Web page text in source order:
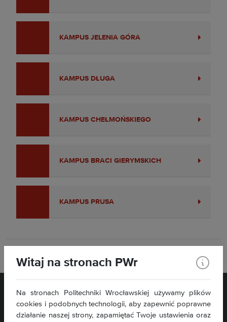
KAMPUS JELENIA GÓRA
KAMPUS DŁUGA
KAMPUS CHEŁMOŃSKIEGO
KAMPUS BRACI GIERYMSKICH
KAMPUS PRUSA
Drukuj
Witaj na stronach PWr
Na stronach Politechniki Wrocławskiej używamy plików
cookies i podobnych technologii, aby zapewnić poprawne
działanie naszej strony, zapamiętać Twoje ustawienia oraz